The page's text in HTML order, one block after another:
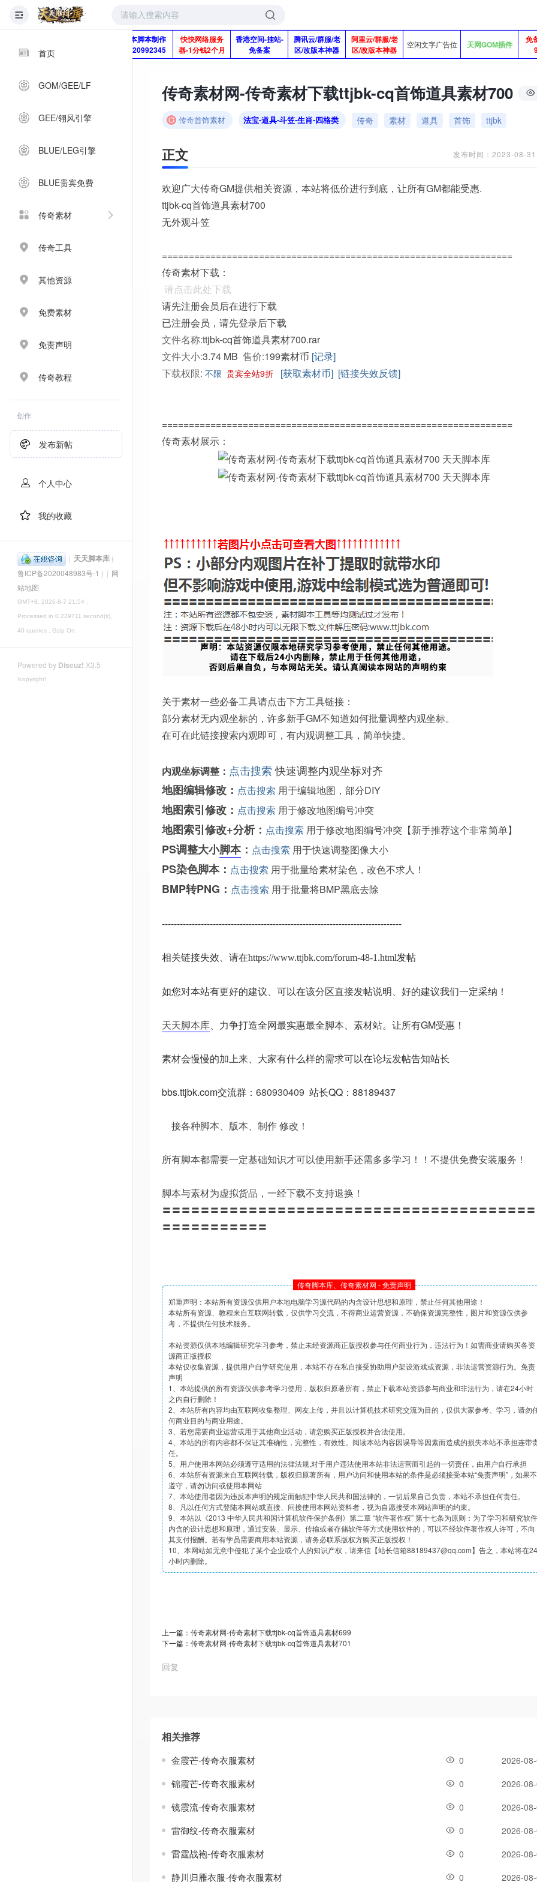
首页
GOM/GEE/LF
GEE/翎风引擎
BLUE/LEG引擎
BLUE贵宾免费
传奇素材
传奇工具
其他资源
免费素材
免责声明
传奇教程
创作
发布新帖
个人中心
我的收藏
| 天天脚本库 (
鲁ICP备2020048983号-1 ) | 网
站地图
GMT+8, 2026-8-7 21:54 ,
Processed in 0.229711 second(s),
40 queries , Gzip On.
Powered by Discuz! X3.5
!copyright!
版本脚本制作
Q920992345
快快网络服务
器-1分钱2个月
香港空间-挂站-
免备案
腾讯云/群服/老
区/改版本神器
阿里云/群服/老
区/改版本神器
空闲文字广告位 天网GOM插件
免
传奇素材网-传奇素材下载ttjbk-cq首饰道具素材700
传奇首饰素材 法宝-道具-斗笠-生肖-四格类 传奇 素材 道具 首饰 ttjbk
正文 发布时间：2023-08-31
欢迎广大传奇GM提供相关资源，本站将低价进行到底，让所有GM都能受惠.
ttjbk-cq首饰道具素材700
无外观斗笠
=================================================================
传奇素材下载：
请点击此处下载
请先注册会员后在进行下载
已注册会员，请先登录后下载
文件名称:ttjbk-cq首饰道具素材700.rar
文件大小:3.74 MB 售价:199素材币 [记录]
下载权限: 不限 贵宾全站9折 [获取素材币] [链接失效反馈]
=================================================================
传奇素材展示：
关于素材一些必备工具请点击下方工具链接：
部分素材无内观坐标的，许多新手GM不知道如何批量调整内观坐标。
在可在此链接搜索内观即可，有内观调整工具，简单快捷。
内观坐标调整： 点击搜索快速调整内观坐标对齐
地图编辑修改： 点击搜索 用于编辑地图，部分DIY
地图索引修改： 点击搜索 用于修改地图编号冲突
地图索引修改+分析： 点击搜索 用于修改地图编号冲突【新手推荐这个非常简单】
PS调整大小脚本： 点击搜索 用于快速调整图像大小
PS染色脚本： 点击搜索 用于批量给素材染色，改色不求人！
BMP转PNG： 点击搜索 用于批量将BMP黑底去除
--------------------------------------------------------------------------------
相关链接失效、请在https://www.ttjbk.com/forum-48-1.html发帖
如您对本站有更好的建议、可以在该分区直接发帖说明、好的建议我们一定采纳！
天天脚本库、力争打造全网最实惠最全脚本、素材站。让所有GM受惠！
素材会慢慢的加上来、大家有什么样的需求可以在论坛发帖告知站长
bbs.ttjbk.com交流群： 680930409 站长QQ：88189437
接各种脚本、版本、制作 修改！
所有脚本都需要一定基础知识才可以使用新手还需多多学习！！不提供免费安装服务！
脚本与素材为虚拟货品，一经下载不支持退换！
〓〓〓〓〓〓〓〓〓〓〓〓〓〓〓〓〓〓〓〓〓〓〓〓〓〓〓〓〓〓〓〓〓〓〓〓〓〓
〓〓〓〓〓〓〓〓〓〓〓
传奇脚本库、传奇素材网 - 免责声明
郑重声明：本站所有资源仅供用户本地电脑学习源代码的内含设计思想和原理，禁止任何其他用途！
本站所有资源、教程来自互联网转载，仅供学习交流，不得商业运营资源，不确保资源完整性，图片和资源仅供参
考，不提供任何技术服务。
本站资源仅供本地编辑研究学习参考，禁止未经资源商正版授权参与任何商业行为，违法行为！如需商业请购买各资
源商正版授权
本站仅收集资源，提供用户自学研究使用，本站不存在私自接受协助用户架设游戏或资源，非法运营资源行为。免责
声明
1、本站提供的所有资源仅供参考学习使用，版权归原著所有，禁止下载本站资源参与商业和非法行为，请在24小时
之内自行删除！
2、本站所有内容均由互联网收集整理、网友上传，并且以计算机技术研究交流为目的，仅供大家参考、学习，请勿
何商业目的与商业用途。
3、若您需要商业运营或用于其他商业活动，请您购买正版授权并合法使用。
4、本站的所有内容都不保证其准确性，完整性，有效性。阅读本站内容因误导等因素而造成的损失本站不承担连带
任。
5、用户使用本网站必须遵守适用的法律法规,对于用户违法使用本站非法运营而引起的一切责任，由用户自行承担
6、本站所有资源来自互联网转载，版权归原著所有，用户访问和使用本站的条件是必须接受本站“免责声明”，如果不
遵守，请勿访问或使用本网站
7、本站使用者因为违反本声明的规定而触犯中华人民共和国法律的，一切后果自己负责，本站不承担任何责任。
8、凡以任何方式登陆本网站或直接、间接使用本网站资料者，视为自愿接受本网站声明的约束。
9、本站以《2013 中华人民共和国计算机软件保护条例》第二章 “软件著作权” 第十七条为原则：为了学习和研究软件
内含的设计思想和原理，通过安装、显示、传输或者存储软件等方式使用软件的，可以不经软件著作权人许可，不向
其支付报酬。若有学员需要商用本站资源，请务必联系版权方购买正版授权！
10、本网站如无意中侵犯了某个企业或个人的知识产权，请来信【站长信箱88189437@qq.com】告之，本站将在24
小时内删除。
上一篇： 传奇素材网-传奇素材下载ttjbk-cq首饰道具素材699
下一篇： 传奇素材网-传奇素材下载ttjbk-cq首饰道具素材701
回复
相关推荐
金霞芒-传奇衣服素材 0 2026-
锦霞芒-传奇衣服素材 0 2026-
镜霞流-传奇衣服素材 0 2026-
雷御纹-传奇衣服素材 0 2026-
雷霆战袍-传奇衣服素材 0 2026-
静川归雁衣服-传奇衣服素材 0 2026-